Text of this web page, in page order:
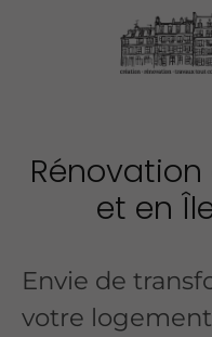
et en
Envie de
votre